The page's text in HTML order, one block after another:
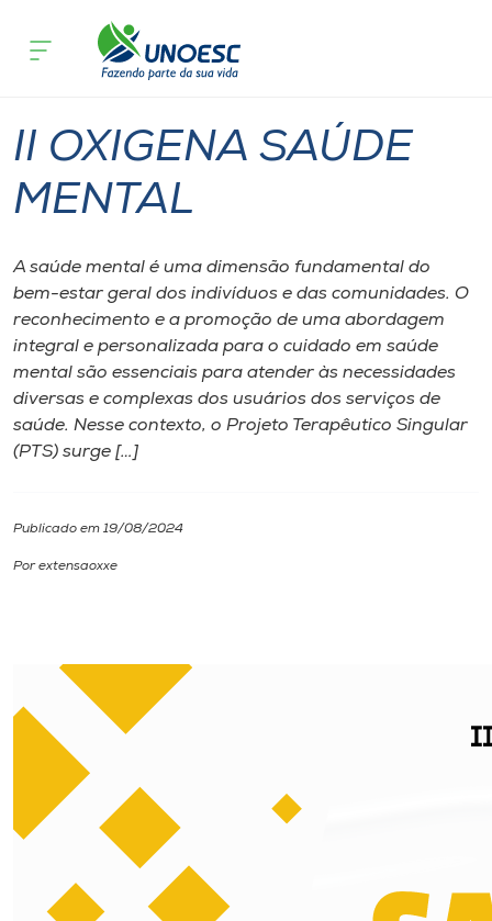
Cursos
Pesquisa
Portal de Ensino
A
Cultura
CPA
Biblioteca
II OXIGENA SAÚDE
MENTAL
A saúde mental é uma dimensão fundamental do
bem-estar geral dos indivíduos e das comunidades. O
reconhecimento e a promoção de uma abordagem
integral e personalizada para o cuidado em saúde
mental são essenciais para atender às necessidades
diversas e complexas dos usuários dos serviços de
saúde. Nesse contexto, o Projeto Terapêutico Singular
(PTS) surge […]
Publicado em 19/08/2024
Por extensaoxxe